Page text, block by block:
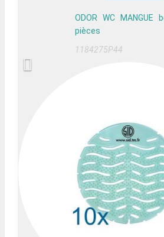
ODOR WC MANGUE
pièces
1184275P44